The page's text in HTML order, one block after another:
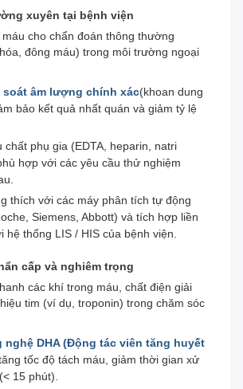
xuyên tại bệnh viện
cho chẩn đoán thông thường
đông máu) trong môi trường ngoại
soát âm lượng chính xác(khoan dung
bảo kết quả nhất quán và giảm tỷ lệ
chất phụ gia (EDTA, heparin, natri
hợp với các yêu cầu thử nghiệm
thích với các máy phân tích tự động
Siemens, Abbott) và tích hợp liền
hệ thống LIS / HIS của bệnh viện.
cấp và nghiêm trọng
các khí trong máu, chất điện giải
tim (ví dụ, troponin) trong chăm sóc
nghệ DHA (Động tác viên tăng huyết
tốc độ tách máu, giảm thời gian xử
15 phút).